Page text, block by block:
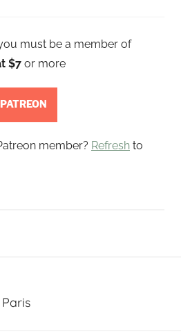
o
u
must be a member of
$7 or more
member? Refresh to